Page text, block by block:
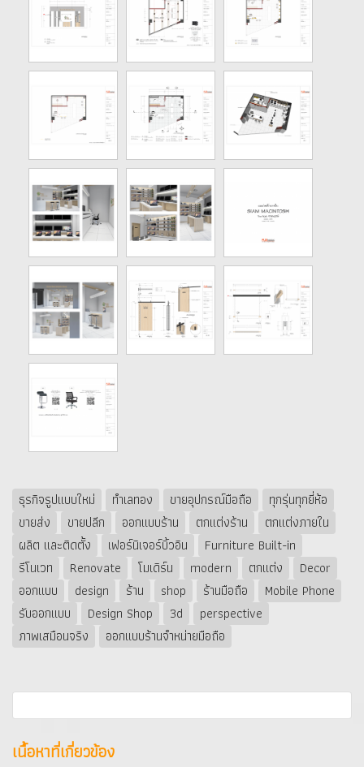
ธุรกิจรูปแบบใหม่ ทำเลทอง ขายอุปกรณ์มือถือ
ทุกรุ่นทุกยี่ห้อ
ขายส่ง
ขายปลีก ออกแบบร้าน ตกแต่งร้าน
ตกแต่งภายใน
ผลิต และติดตั้ง
เฟอร์นิเจอร์บิ้วอิน
Furniture Built-in
รีโนเวท
Renovate โมเดิร์น modern ตกแต่ง
Decor
ออกแบบ
design ร้าน shop ร้านมือถือ
Mobile Phone
รับออกแบบ
Design Shop 3d
perspective
ภาพเสมือนจริง
ออกแบบร้านจำหน่ายมือถือ
เนื้อหาที่เกี่ยวข้อง